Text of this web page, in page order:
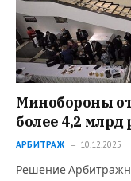
Минобороны
более 4,2 млрд
АРБИТРАЖ 10.12.2025
Решение